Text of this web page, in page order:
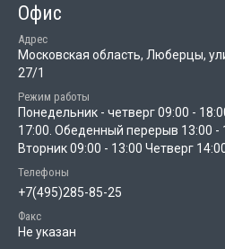
Офис
Адрес
Московская область, Люберцы,
27/1
Режим работы
Понедельник - четверг 09:00 -
17:00. Обеденный перерыв 13:00 -
Вторник 09:00 - 13:00 Четверг
Телефоны
+7(495)285-85-25
Факс
Не указан